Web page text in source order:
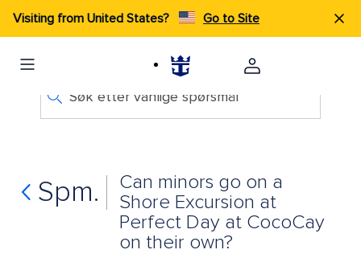
Visiting from United States? Go to Site
Søk etter vanlige spørsmål
Spm.
Can minors go on a
Shore Excursion at
Perfect Day at CocoCay
on their own?